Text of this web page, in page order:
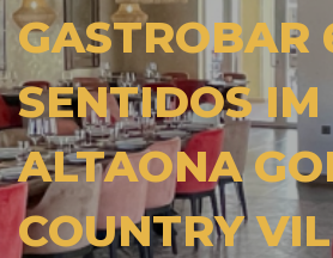
GASTROBAR
SENTIDOS IM
ALTAONA
COUNTRY